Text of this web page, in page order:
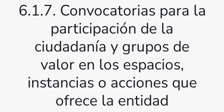
6.1.7. Convocatorias para la
participación de la
ciudadanía y grupos de
valor en los espacios,
instancias o acciones que
ofrece la entidad